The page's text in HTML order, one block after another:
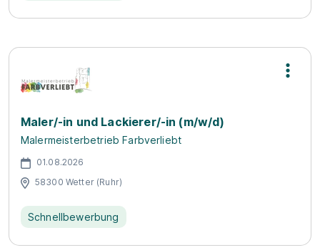
Maler/-in und Lackierer/-in (m/w/d)
Malermeisterbetrieb Farbverliebt
01.08.2026
58300 Wetter (Ruhr)
Schnellbewerbung